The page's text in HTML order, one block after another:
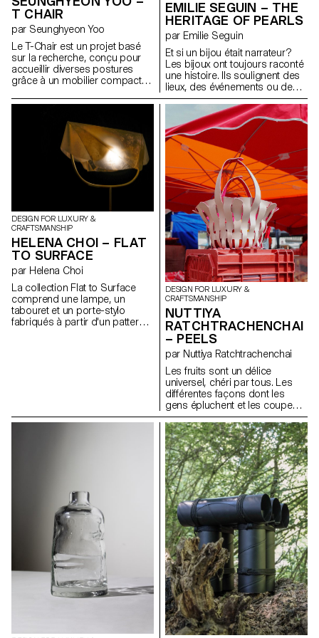
T CHAIR
par Seunghyeon Yoo
Le T-Chair est un projet basé
sur la recherche, conçu pour
accueillir diverses postures
grâce à un mobilier compact et
espaces intérieurs. En explorant
aux environnements
contemporains, le T-Chair offre
aux utilisateurs une variété de
scénarios d'utilisation. Sa
structure à axe unique soutient
une gamme de mouvements,
détendues, offrant ainsi
adaptabilité et confort dans
différents contextes.
EMILIE SEGUIN – THE
HERITAGE OF PEARLS
par Emilie Seguin
Et si un bijou était narrateur?
Les bijoux ont toujours raconté
une histoire. Ils soulignent des
lieux, des événements ou des
passages importants de la vie.
Ce projet vous dévoile mon
héritage, une tradition familiale
de partage, visant à célébrer
une lignée de femmes: Dix-huit
perles pour ses dix-huit ans.
Comment le collier de perles
évolue-t-il d’une génération à
l’autre? Comment rendre
hommage à l’existant en faisant
évoluer l’idée même du collier?
En composant avec l’ancien, j’ai
créé du nouveau. En résulte
cette « fossilisation » du bijou
m’ayant tant marqué. La
technique d’embossage de
métal révèle une abstraction de
la perle, évoquant son histoire,
ses possibilités, son
évolution…
DESIGN FOR LUXURY &
CRAFTSMANSHIP
HELENA CHOI – FLAT
TO SURFACE
par Helena Choi
La collection Flat to Surface
comprend une lampe, un
tabouret et un porte-stylo
fabriqués à partir d'un pattern
l'objet, différents types de cuirs
DESIGN FOR LUXURY &
CRAFTSMANSHIP
NUTTIYA
RATCHTRACHENCHAI
– PEELS
par Nuttiya Ratchtrachenchai
Les fruits sont un délice
universel, chéri par tous. Les
différentes façons dont les
gens épluchent et les coupent
forme des motifs uniques qui
reflètent les styles individuels.
S'inspirant de ces techniques,
la collection de paniers incarne
les motifs complexes et
distinctifs trouvés dans les
pelures de fruits. Fabriqués à
partir de cuir de haute qualité,
les paniers présentent une
gamme de couleurs qui imitent
les teintes vibrantes des
écorces de fruits. Avec le
temps, le cuir évolue
naturellement, sa texture se
transformant et s'adaptant à
chaque utilisation pour convenir
au style de vie du propriétaire.
Les paniers incarnent
l'élégance de la simplicité,
transformant une activité